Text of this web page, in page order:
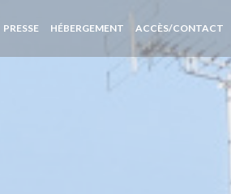
PRESSE HÉBERGEMENT ACCÈS/CONTACT